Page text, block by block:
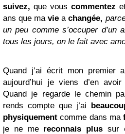
suivez, que vous commentez
ans que mavie achangée,
un peu comme s’occuper d’un
tous les jours, on le fait avec
Quand j’ai écrit mon premier
aujourd’hui je viens d’en avoir
Quand je regarde le chemin
rends compte que j’ai
physiquement comme dans ma
je ne me reconnais plus sur